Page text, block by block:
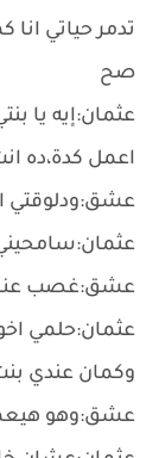
تدمر حياتي
صح
عثمان:إيه يا
اعمل كدة،ده
عشق:ودلوقتي
عشق:غصب
عثمان:حلمي
وكمان عندي
عشق:وهو